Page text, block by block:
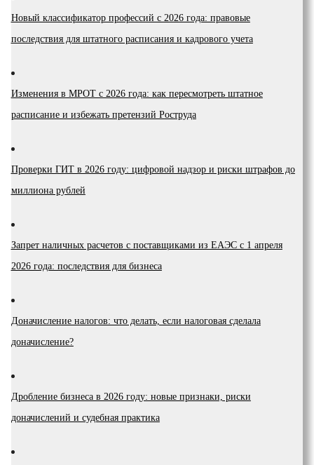
Новый классификатор профессий с 2026 года: правовые
последствия для штатного расписания и кадрового учета
Изменения в МРОТ с 2026 года: как пересмотреть штатное
расписание и избежать претензий Роструда
Проверки ГИТ в 2026 году: цифровой надзор и риски штрафов до
миллиона рублей
Запрет наличных расчетов с поставщиками из ЕАЭС с 1 апреля
2026 года: последствия для бизнеса
Доначисление налогов: что делать, если налоговая сделала
доначисление?
Дробление бизнеса в 2026 году: новые признаки, риски
доначислений и судебная практика